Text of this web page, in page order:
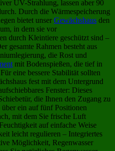
UV-Strahlung, lassen aber 90
Durch die Wärmespeicherung
bietet unser Gewächshaus den
in dem sie vor
durch Kleintiere geschützt sind –
gesamte Rahmen besteht aus
die Rost und
mit Bodenspießen, die tief in
eine bessere Stabilität sollten
fest mit dem Untergrund
Fenster: Dieses
die Ihnen den Zugang zu
ein auf fünf Positionen
mit dem Sie frische Luft
auf einfache Weise
leicht regulieren – Integriertes
Möglichkeit, Regenwasser